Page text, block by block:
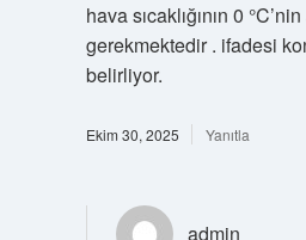
hava sıcaklığının 0
gerekmektedir . ifadesi
belirliyor.
Ekim 30, 2025 Yanıtla
admin